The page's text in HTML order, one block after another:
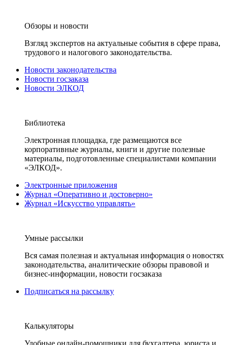
Обзоры и новости
Взгляд экспертов на актуальные события в сфере права,
трудового и налогового законодательства.
Новости законодательства
Новости госзаказа
Новости ЭЛКОД
Библиотека
Электронная площадка, где размещаются все
корпоративные журналы, книги и другие полезные
материалы, подготовленные специалистами компании
«ЭЛКОД».
Электронные приложения
Журнал «Оперативно и достоверно»
Журнал «Искусство управлять»
Умные рассылки
Вся самая полезная и актуальная информация о новостях
законодательства, аналитические обзоры правовой и
бизнес-информации, новости госзаказа
Подписаться на рассылку
Калькуляторы
Удобные онлайн-помощники для бухгалтера, юриста и